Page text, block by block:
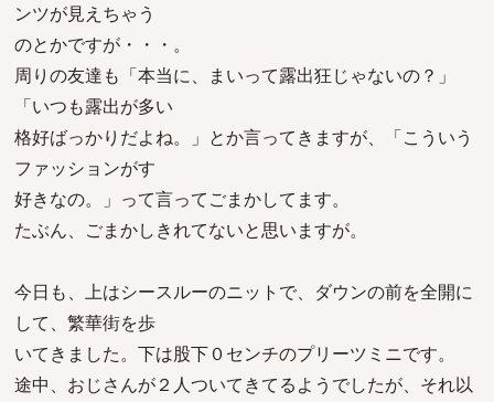
ンツが見えちゃう
のとかですが・・・。
周りの友達も「本当に、まいって露出狂じゃないの？」
「いつも露出が多い
格好ばっかりだよね。」とか言ってきますが、「こういう
ファッションがす
好きなの。」って言ってごまかしてます。
たぶん、ごまかしきれてないと思いますが。
今日も、上はシースルーのニットで、ダウンの前を全開に
して、繁華街を歩
いてきました。下は股下０センチのプリーツミニです。
途中、おじさんが２人ついてきてるようでしたが、それ以